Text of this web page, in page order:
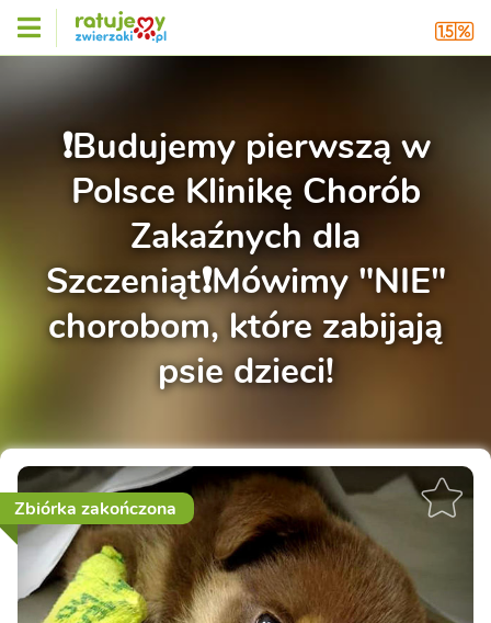
❗️Budujemy pierwszą w
Polsce Klinikę Chorób
Zakaźnych dla
Szczeniąt❗️Mówimy "NIE"
chorobom, które zabijają
psie dzieci!
Zbiórka zakończona